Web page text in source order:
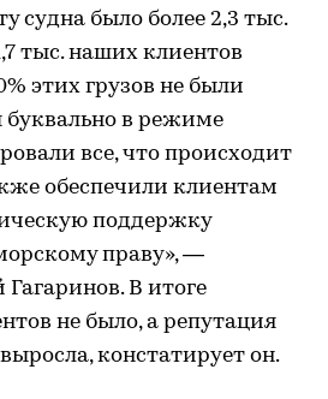
судна было более 2,3 тыс.
тыс. наших клиентов
этих грузов не были
в режиме
все, что происходит
обеспечили клиентам
поддержку
праву», —
Гагаринов. В итоге
не было, а репутация
констатирует он.